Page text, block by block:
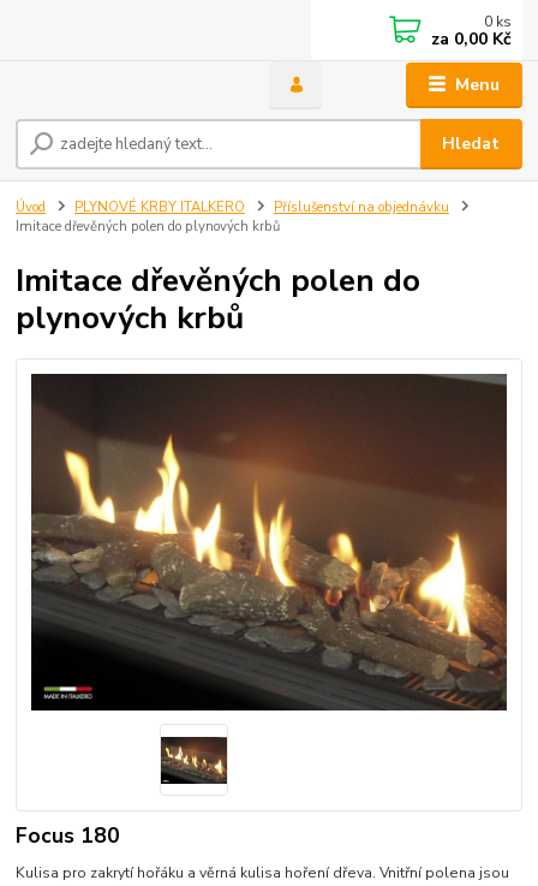
Menu
Hledat
0 ks
za 0,00 Kč
Úvod PLYNOVÉ KRBY ITALKERO
Příslušenství na objednávku
Imitace dřevěných polen do plynových krbů
Imitace dřevěných polen do
plynových krbů
Focus 180
Kulisa pro zakrytí hořáku a věrná kulisa hoření dřeva. Vnitřní polena jsou